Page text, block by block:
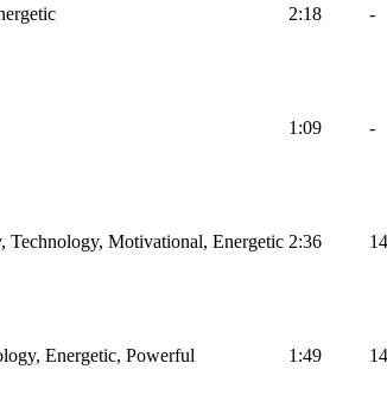
2:18 -
1:09 -
Technology, Motivational, Energetic 2:36
Energetic, Powerful 1:49